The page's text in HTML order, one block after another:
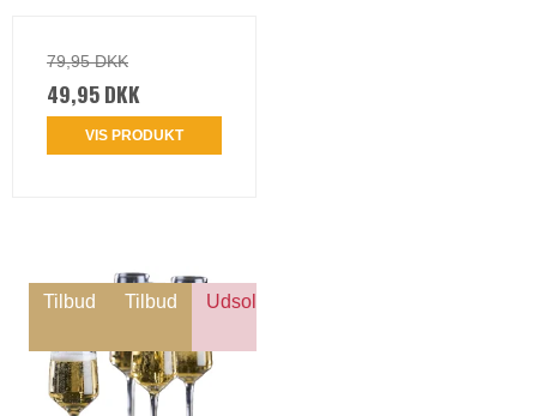
79,95 DKK
49,95 DKK
VIS PRODUKT
Tilbud Tilbud Udsolgt